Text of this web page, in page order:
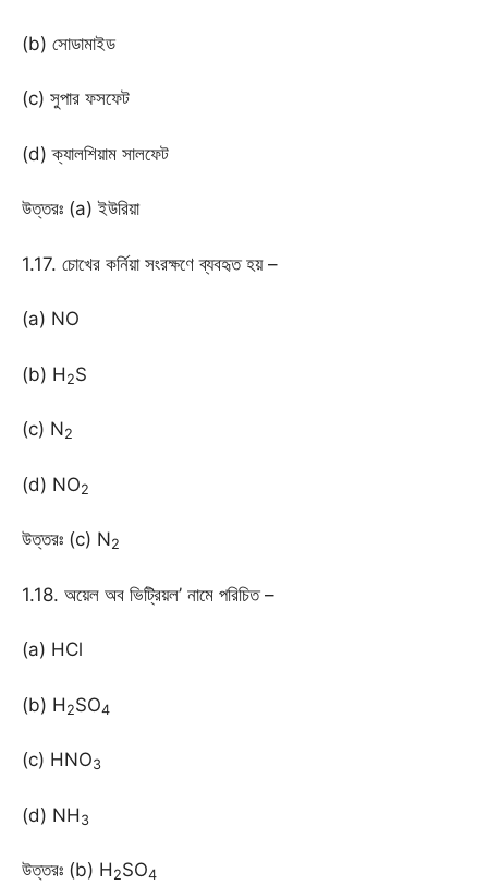
(b) সোডামাইড
(c) সুপার ফসফেট
(d) ক্যালশিয়াম সালফেট
উত্তরঃ (a) ইউরিয়া
1.17. চোখের কর্নিয়া সংরক্ষণে ব্যবহৃত হয় –
(a) NO
(b) H 2S
(c) N2
(d) NO2
উত্তরঃ (c) N2
1.18. অয়েল অব ভিট্রিয়ল’ নামে পরিচিত –
(a) HCl
(b) H 2SO4
(c) HNO3
(d) NH 3
উত্তরঃ (b) H 2SO4